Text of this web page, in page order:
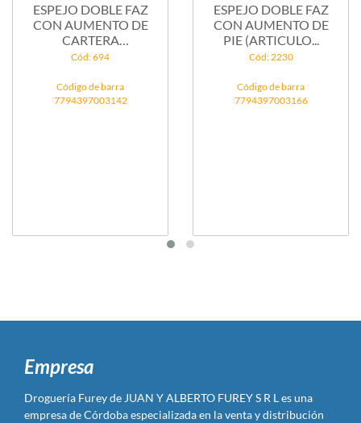
ESPEJO DOBLE FAZ
CON AUMENTO DE
CARTERA
(ARTICULO...
Cód: 694
Código de barra
7794397003142
ESPEJO DOBLE FAZ
CON AUMENTO DE
PIE (ARTICULO...
Cód: 2230
Código de barra
7794397003166
Empresa
Droguería Furey de JUAN Y ALBERTO FUREY S R L es una
empresa de Córdoba especializada en la venta y distribución